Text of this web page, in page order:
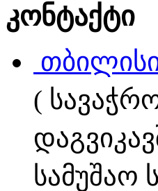
კონტაქტი
(
სამუშაო